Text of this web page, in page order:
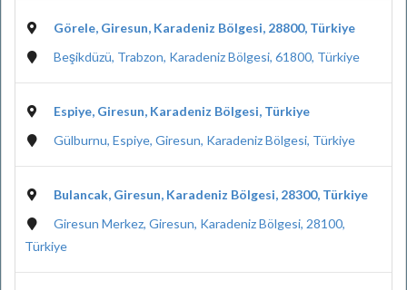
Görele, Giresun, Karadeniz Bölgesi, 28800, Türkiye
Beşikdüzü, Trabzon, Karadeniz Bölgesi, 61800, Türkiye
Espiye, Giresun, Karadeniz Bölgesi, Türkiye
Gülburnu, Espiye, Giresun, Karadeniz Bölgesi, Türkiye
Bulancak, Giresun, Karadeniz Bölgesi, 28300, Türkiye
Giresun Merkez, Giresun, Karadeniz Bölgesi, 28100,
Türkiye